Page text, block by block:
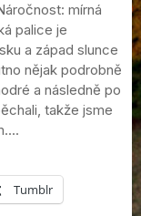
mírná
palice je
a západ slunce
nějak podrobně
a následně po
takže jsme
Tumblr